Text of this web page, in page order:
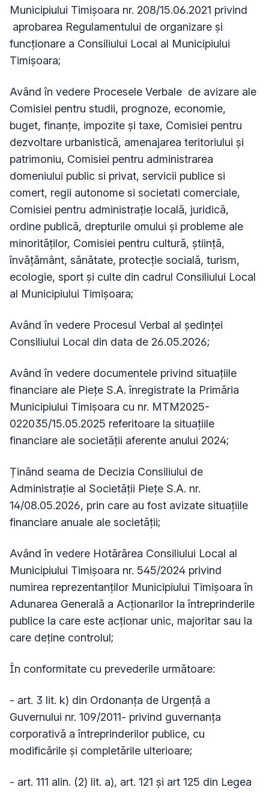
Municipiului Timișoara nr. 208/15.06.2021 privind
aprobarea Regulamentului de organizare și
funcționare a Consiliului Local al Municipiului
Timișoara;
Având în vedere Procesele Verbale de avizare ale
Comisiei pentru studii, prognoze, economie,
buget, finanțe, impozite și taxe, Comisiei pentru
dezvoltare urbanistică, amenajarea teritoriului și
patrimoniu, Comisiei pentru administrarea
domeniului public si privat, servicii publice si
comert, regii autonome si societati comerciale,
Comisiei pentru administrație locală, juridică,
ordine publică, drepturile omului și probleme ale
minorităților, Comisiei pentru cultură, știință,
învățământ, sănătate, protecție socială, turism,
ecologie, sport și culte din cadrul Consiliului Local
al Municipiului Timişoara;
Având în vedere Procesul Verbal al ședinței
Consiliului Local din data de 26.05.2026;
Având în vedere documentele privind situațiile
financiare ale Piețe S.A. înregistrate la Primăria
Municipiului Timișoara cu nr. MTM2025-
022035/15.05.2025 referitoare la situațiile
financiare ale societății aferente anului 2024;
Ținând seama de Decizia Consiliului de
Administrație al Societății Piețe S.A. nr.
14/08.05.2026, prin care au fost avizate situațiile
financiare anuale ale societății;
Având în vedere Hotărârea Consiliului Local al
Municipiului Timișoara nr. 545/2024 privind
numirea reprezentanților Municipiului Timișoara în
Adunarea Generală a Acționarilor la întreprinderile
publice la care este acționar unic, majoritar sau la
care deține controlul;
În conformitate cu prevederile următoare:
- art. 3 lit. k) din Ordonanța de Urgență a
Guvernului nr. 109/2011- privind guvernanța
corporativă a întreprinderilor publice, cu
modificările și completările ulterioare;
- art. 111 alin. (2) lit. a), art. 121 și art 125 din Legea